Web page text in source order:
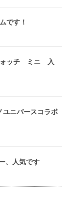
です！
ォッチ ミニ 入
ニバースコラボ
、人気です